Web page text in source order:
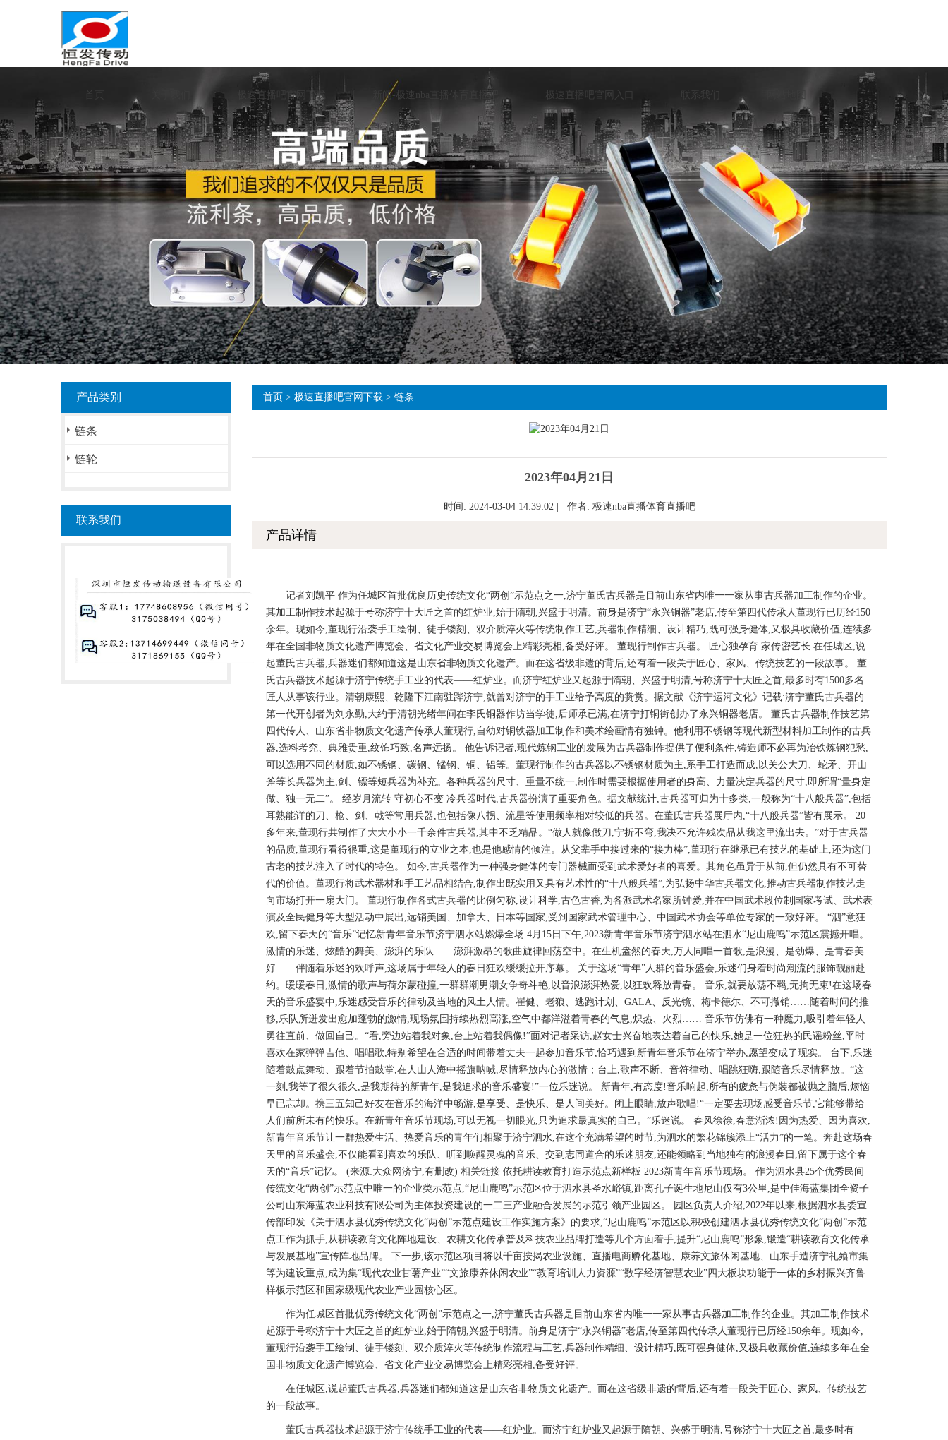
极速直播吧官网下载 新闻-极速nba直播体育直播吧 极速直播吧官网入口 网站地图
产品类别
链条
链轮
联系我们
首页 > 极速直播吧官网下载 > 链条
2023年04月21日
时间: 2024-03-04 14:39:02 | 作者: 极速nba直播体育直播吧
产品详情
记者刘凯平 作为任城区首批优良历史传统文化“两创”示范点之一,济宁董氏古兵器是目前山东省内唯一一家从事古兵器加工制作的企业。
其加工制作技术起源于号称济宁十大匠之首的红炉业,始于隋朝,兴盛于明清。前身是济宁“永兴铜器”老店,传至第四代传承人董现行已历经150
余年。现如今,董现行沿袭手工绘制、徒手镂刻、双介质淬火等传统制作工艺,兵器制作精细、设计精巧,既可强身健体,又极具收藏价值,连续多
年在全国非物质文化遗产博览会、省文化产业交易博览会上精彩亮相,备受好评。 董现行制作古兵器。 匠心独孕育 家传密艺长 在任城区,说
起董氏古兵器,兵器迷们都知道这是山东省非物质文化遗产。而在这省级非遗的背后,还有着一段关于匠心、家风、传统技艺的一段故事。 董
氏古兵器技术起源于济宁传统手工业的代表——红炉业。而济宁红炉业又起源于隋朝、兴盛于明清,号称济宁十大匠之首,最多时有1500多名
匠人从事该行业。清朝康熙、乾隆下江南驻跸济宁,就曾对济宁的手工业给予高度的赞赏。据文献《济宁运河文化》记载:济宁董氏古兵器的
第一代开创者为刘永勤,大约于清朝光绪年间在李氏铜器作坊当学徒,后师承已满,在济宁打铜街创办了永兴铜器老店。 董氏古兵器制作技艺第
四代传人、山东省非物质文化遗产传承人董现行,自幼对铜铁器加工制作和美术绘画情有独钟。他利用不锈钢等现代新型材料加工制作的古兵
器,选料考究、典雅贵重,纹饰巧致,名声远扬。 他告诉记者,现代炼钢工业的发展为古兵器制作提供了便利条件,铸造师不必再为冶铁炼钢犯愁,
可以选用不同的材质,如不锈钢、碳钢、锰钢、铜、铝等。董现行制作的古兵器以不锈钢材质为主,系手工打造而成,以关公大刀、蛇矛、开山
斧等长兵器为主,剑、镖等短兵器为补充。各种兵器的尺寸、重量不统一,制作时需要根据使用者的身高、力量决定兵器的尺寸,即所谓“量身定
做、独一无二”。 经岁月流转 守初心不变 冷兵器时代,古兵器扮演了重要角色。据文献统计,古兵器可归为十多类,一般称为“十八般兵器”,包括
耳熟能详的刀、枪、剑、戟等常用兵器,也包括像八拐、流星等使用频率相对较低的兵器。在董氏古兵器展厅内,“十八般兵器”皆有展示。 20
多年来,董现行共制作了大大小小一千余件古兵器,其中不乏精品。“做人就像做刀,宁折不弯,我决不允许残次品从我这里流出去。”对于古兵器
的品质,董现行看得很重,这是董现行的立业之本,也是他感情的倾注。从父辈手中接过来的“接力棒”,董现行在继承已有技艺的基础上,还为这门
古老的技艺注入了时代的特色。 如今,古兵器作为一种强身健体的专门器械而受到武术爱好者的喜爱。其角色虽异于从前,但仍然具有不可替
代的价值。董现行将武术器材和手工艺品相结合,制作出既实用又具有艺术性的“十八般兵器”,为弘扬中华古兵器文化,推动古兵器制作技艺走
向市场打开一扇大门。 董现行制作各式古兵器的比例匀称,设计科学,古色古香,为各派武术名家所钟爱,并在中国武术段位制国家考试、武术表
演及全民健身等大型活动中展出,远销美国、加拿大、日本等国家,受到国家武术管理中心、中国武术协会等单位专家的一致好评。 “泗”意狂
欢,留下春天的“音乐”记忆新青年音乐节济宁泗水站燃爆全场 4月15日下午,2023新青年音乐节济宁泗水站在泗水“尼山鹿鸣”示范区震撼开唱。
激情的乐迷、炫酷的舞美、澎湃的乐队……澎湃激昂的歌曲旋律回荡空中。在生机盎然的春天,万人同唱一首歌,是浪漫、是劲爆、是青春美
好……伴随着乐迷的欢呼声,这场属于年轻人的春日狂欢缓缓拉开序幕。 关于这场“青年”人群的音乐盛会,乐迷们身着时尚潮流的服饰靓丽赴
约。暖暖春日,激情的歌声与荷尔蒙碰撞,一群群潮男潮女争奇斗艳,以音浪澎湃热爱,以狂欢释放青春。 音乐,就要放荡不羁,无拘无束!在这场春
天的音乐盛宴中,乐迷感受音乐的律动及当地的风土人情。崔健、老狼、逃跑计划、GALA、反光镜、梅卡德尔、不可撤销……随着时间的推
移,乐队所迸发出愈加蓬勃的激情,现场氛围持续热烈高涨,空气中都洋溢着青春的气息,炽热、火烈…… 音乐节仿佛有一种魔力,吸引着年轻人
勇往直前、做回自己。“看,旁边站着我对象,台上站着我偶像!”面对记者采访,赵女士兴奋地表达着自己的快乐,她是一位狂热的民谣粉丝,平时
喜欢在家弹弹吉他、唱唱歌,特别希望在合适的时间带着丈夫一起参加音乐节,恰巧遇到新青年音乐节在济宁举办,愿望变成了现实。 台下,乐迷
随着鼓点舞动、跟着节拍鼓掌,在人山人海中摇旗呐喊,尽情释放内心的激情；台上,歌声不断、音符律动、唱跳狂嗨,跟随音乐尽情释放。“这
一刻,我等了很久很久,是我期待的新青年,是我追求的音乐盛宴!”一位乐迷说。 新青年,有态度!音乐响起,所有的疲惫与伪装都被抛之脑后,烦恼
早已忘却。携三五知己好友在音乐的海洋中畅游,是享受、是快乐、是人间美好。闭上眼睛,放声歌唱!“一定要去现场感受音乐节,它能够带给
人们前所未有的快乐。在新青年音乐节现场,可以无视一切眼光,只为追求最真实的自己。”乐迷说。 春风徐徐,春意渐浓!因为热爱、因为喜欢,
新青年音乐节让一群热爱生活、热爱音乐的青年们相聚于济宁泗水,在这个充满希望的时节,为泗水的繁花锦簇添上“活力”的一笔。奔赴这场春
天里的音乐盛会,不仅能看到喜欢的乐队、听到唤醒灵魂的音乐、交到志同道合的乐迷朋友,还能领略到当地独有的浪漫春日,留下属于这个春
天的“音乐”记忆。 (来源:大众网济宁,有删改) 相关链接 依托耕读教育打造示范点新样板 2023新青年音乐节现场。 作为泗水县25个优秀民间
传统文化“两创”示范点中唯一的企业类示范点,“尼山鹿鸣”示范区位于泗水县圣水峪镇,距离孔子诞生地尼山仅有3公里,是中佳海蓝集团全资子
公司山东海蓝农业科技有限公司为主体投资建设的一二三产业融合发展的示范引领产业园区。 园区负责人介绍,2022年以来,根据泗水县委宣
传部印发《关于泗水县优秀传统文化“两创”示范点建设工作实施方案》的要求,“尼山鹿鸣”示范区以积极创建泗水县优秀传统文化“两创”示范
点工作为抓手,从耕读教育文化阵地建设、农耕文化传承普及科技农业品牌打造等几个方面着手,提升“尼山鹿鸣”形象,锻造“耕读教育文化传承
与发展基地”宣传阵地品牌。 下一步,该示范区项目将以千亩按揭农业设施、直播电商孵化基地、康养文旅休闲基地、山东手造济宁礼飨市集
等为建设重点,成为集“现代农业甘薯产业”“文旅康养休闲农业”“教育培训人力资源”“数字经济智慧农业”四大板块功能于一体的乡村振兴齐鲁
样板示范区和国家级现代农业产业园核心区。
作为任城区首批优秀传统文化“两创”示范点之一,济宁董氏古兵器是目前山东省内唯一一家从事古兵器加工制作的企业。其加工制作技术
起源于号称济宁十大匠之首的红炉业,始于隋朝,兴盛于明清。前身是济宁“永兴铜器”老店,传至第四代传承人董现行已历经150余年。现如今,
董现行沿袭手工绘制、徒手镂刻、双介质淬火等传统制作流程与工艺,兵器制作精细、设计精巧,既可强身健体,又极具收藏价值,连续多年在全
国非物质文化遗产博览会、省文化产业交易博览会上精彩亮相,备受好评。
在任城区,说起董氏古兵器,兵器迷们都知道这是山东省非物质文化遗产。而在这省级非遗的背后,还有着一段关于匠心、家风、传统技艺
的一段故事。
董氏古兵器技术起源于济宁传统手工业的代表——红炉业。而济宁红炉业又起源于隋朝、兴盛于明清,号称济宁十大匠之首,最多时有